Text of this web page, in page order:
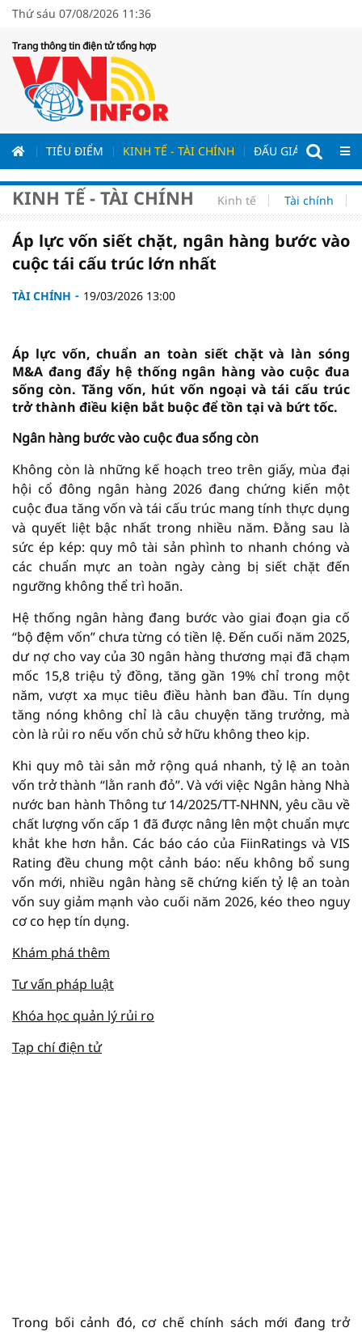
Thứ sáu 07/08/2026 11:36
Trang thông tin điện tử tổng hợp
TIÊU ĐIỂM KINH TẾ - TÀI CHÍNH ĐẤU GIÁ - ĐẤU
KINH TẾ - TÀI CHÍNH Kinh tế Tài chính
Áp lực vốn siết chặt, ngân hàng bước vào
cuộc tái cấu trúc lớn nhất
TÀI CHÍNH 19/03/2026 13:00
Áp lực vốn, chuẩn an toàn siết chặt và làn sóng
M&A đang đẩy hệ thống ngân hàng vào cuộc đua
sống còn. Tăng vốn, hút vốn ngoại và tái cấu trúc
trở thành điều kiện bắt buộc để tồn tại và bứt tốc.
Ngân hàng bước vào cuộc đua sống còn
Không còn là những kế hoạch treo trên giấy, mùa đại
hội cổ đông ngân hàng 2026 đang chứng kiến một
cuộc đua tăng vốn và tái cấu trúc mang tính thực dụng
và quyết liệt bậc nhất trong nhiều năm. Đằng sau là
sức ép kép: quy mô tài sản phình to nhanh chóng và
các chuẩn mực an toàn ngày càng bị siết chặt đến
ngưỡng không thể trì hoãn.
Hệ thống ngân hàng đang bước vào giai đoạn gia cố
“bộ đệm vốn” chưa từng có tiền lệ. Đến cuối năm 2025,
dư nợ cho vay của 30 ngân hàng thương mại đã chạm
mốc 15,8 triệu tỷ đồng, tăng gần 19% chỉ trong một
năm, vượt xa mục tiêu điều hành ban đầu. Tín dụng
tăng nóng không chỉ là câu chuyện tăng trưởng, mà
còn là rủi ro nếu vốn chủ sở hữu không theo kịp.
Khi quy mô tài sản mở rộng quá nhanh, tỷ lệ an toàn
vốn trở thành “lằn ranh đỏ”. Và với việc Ngân hàng Nhà
nước ban hành Thông tư 14/2025/TT-NHNN, yêu cầu về
chất lượng vốn cấp 1 đã được nâng lên một chuẩn mực
khắt khe hơn hẳn. Các báo cáo của FiinRatings và VIS
Rating đều chung một cảnh báo: nếu không bổ sung
vốn mới, nhiều ngân hàng sẽ chứng kiến tỷ lệ an toàn
vốn suy giảm mạnh vào cuối năm 2026, kéo theo nguy
cơ co hẹp tín dụng.
Khám phá thêm
Tư vấn pháp luật
Khóa học quản lý rủi ro
Tạp chí điện tử
Trong bối cảnh đó, cơ chế chính sách mới đang trở